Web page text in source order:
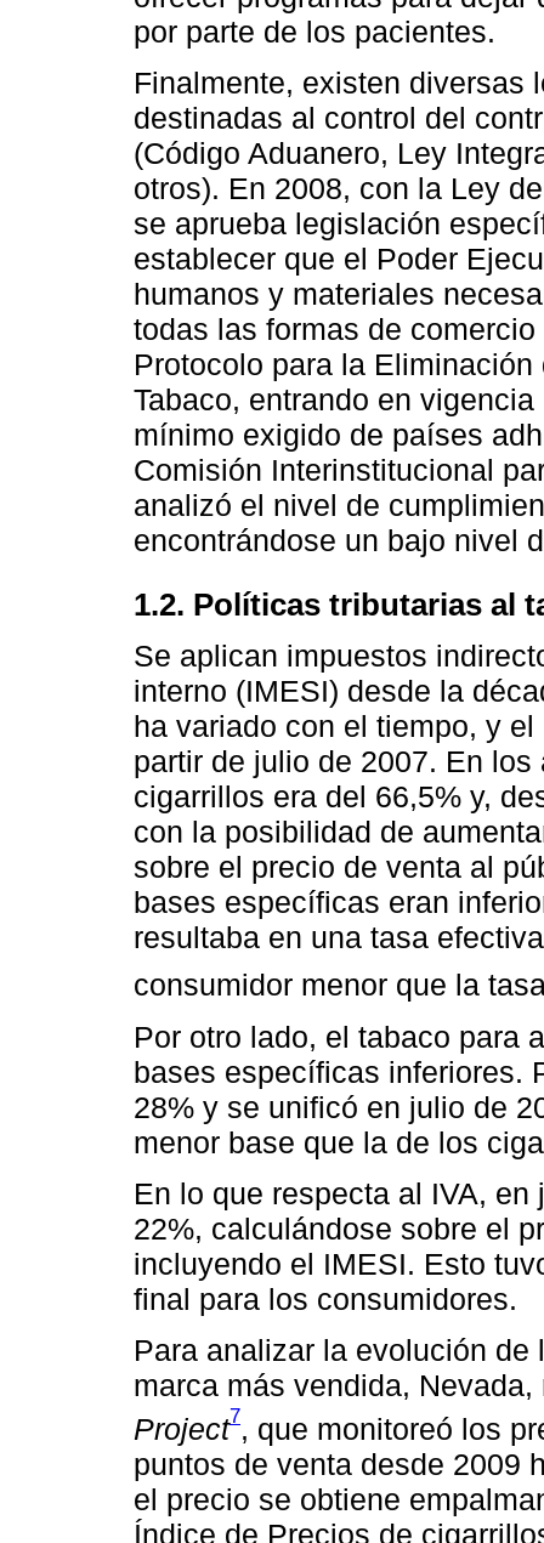
por parte de los pacientes.
Finalmente, existen diversas
destinadas al control del
(Código Aduanero, Ley
otros). En 2008, con la Ley
se aprueba legislación
establecer que el Poder
humanos y materiales
todas las formas de
Protocolo para la
Tabaco, entrando en
mínimo exigido de países
Comisión Interinstitucional
analizó el nivel de
encontrándose un bajo nivel
1.2. Políticas tributarias al
Se aplican impuestos
interno (IMESI) desde la
ha variado con el tiempo, y
partir de julio de 2007. En
cigarrillos era del 66,5% y,
con la posibilidad de
sobre el precio de venta al
bases específicas eran
resultaba en una tasa
consumidor menor que la
Por otro lado, el tabaco para
bases específicas inferiores.
28% y se unificó en julio de
menor base que la de los
En lo que respecta al IVA,
22%, calculándose sobre el
incluyendo el IMESI. Esto
final para los consumidores.
Para analizar la evolución
marca más vendida,
Project7, que monitoreó los
puntos de venta desde 2009
el precio se obtiene
Índice de Precios de